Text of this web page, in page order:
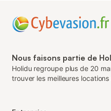
Nous faisons partie de
Holidu regroupe plus de 20
trouver les meilleures